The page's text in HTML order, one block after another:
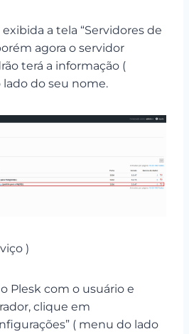
a tela “Servidores de
agora o servidor
terá a informação (
lado do seu nome.
)
Plesk com o usuário e
clique em
( menu do lado